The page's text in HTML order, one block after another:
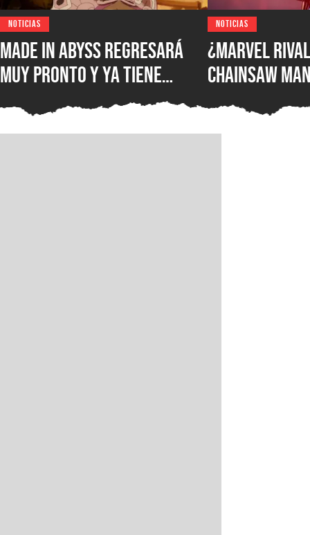
NOTICIAS
Made in Abyss regresará
muy pronto y ya tiene
ventana de estreno, la
nueva película llegará a
NOTICIAS
¿Marvel
Chainsaw
comparan a
Demonio